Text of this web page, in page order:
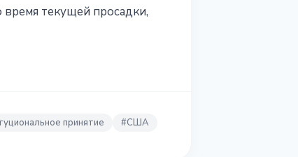
время текущей просадки,
принятие #США